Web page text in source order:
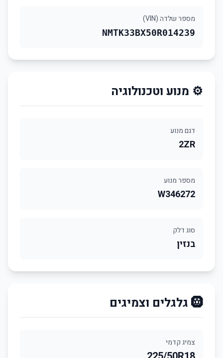
מספר שלדה (VIN)
NMTK33BX50R014239
⚙️ מנוע וטכנולוגיה
דגם מנוע
2ZR
מספר מנוע
W346272
סוג דלק
בנזין
🛞 גלגלים וצמיגים
צמיג קדמי